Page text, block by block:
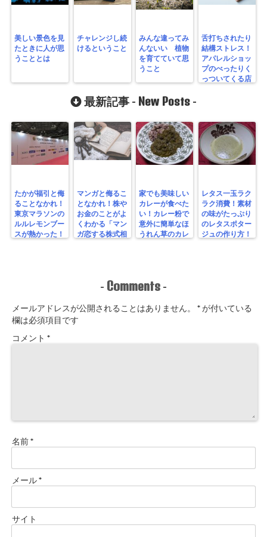
美しい景色を見
たときに人が思
うこととは
チャレンジし続
けるということ
みんな違ってみ
んないい 植物
を育てていて思
うこと
舌打ちされたり
結構ストレス！
アパレルショッ
プのべったりく
っついてくる店
最新記事 - New Posts -
たかが福引と侮
ることなかれ！
東京マラソンの
ルルレモンブー
スが熱かった！
マンガと侮るこ
となかれ！株や
お金のことがよ
くわかる「マン
ガ恋する株式相
家でも美味しい
カレーが食べた
い！カレー粉で
意外に簡単なほ
うれん草のカレ
レタス一玉ラク
ラク消費！素材
の味がたっぷり
のレタスポター
ジュの作り方！
- Comments -
メールアドレスが公開されることはありません。 *が付いている
欄は必須項目です
コメント *
名前*
メール*
サイト